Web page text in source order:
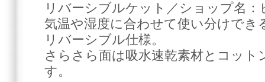
リバーシブルケット／ショップ名
気温や湿度に合わせて使い分けで
リバーシブル仕様。
さらさら面は吸水速乾素材とコッ
す。